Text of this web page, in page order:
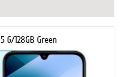
6/128GB Green